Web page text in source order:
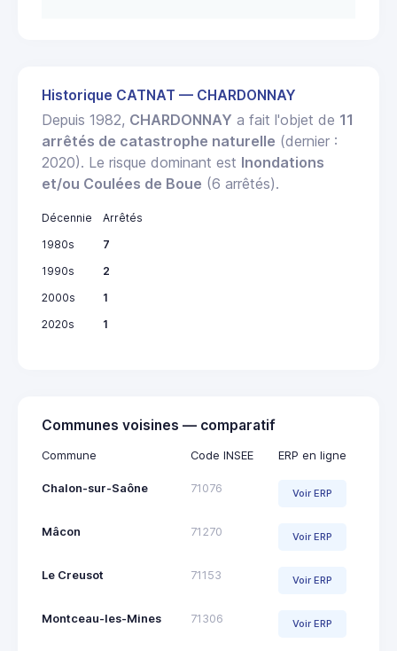
Historique CATNAT — CHARDONNAY
Depuis 1982, CHARDONNAY a fait l'objet de 11
arrêtés de catastrophe naturelle (dernier :
2020). Le risque dominant est Inondations
et/ou Coulées de Boue (6 arrêtés).
Décennie
Arrêtés
1980s
7
1990s
2
2000s
1
2020s
1
Communes voisines — comparatif
Commune Code INSEE ERP en ligne
Chalon-sur-Saône 71076 Voir ERP
Mâcon 71270 Voir ERP
Le Creusot 71153 Voir ERP
Montceau-les-Mines 71306 Voir ERP